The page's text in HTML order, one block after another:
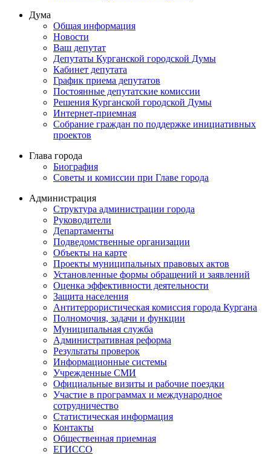
Дума
Общая информация
Новости
Ваш депутат
Депутаты Курганской городской Думы
Кабинет депутата
График приема депутатов
Постоянные депутатские комиссии
Решения Курганской городской Думы
Интернет-приемная
Собрание граждан по поддержке инициативных
проектов
Глава города
Биография
Советы и комиссии при Главе города
Администрация
Структура администрации города
Руководители
Департаменты
Подведомственные организации
Объекты на карте
Проекты муниципальных правовых актов
Установленные формы обращений и заявлений
Оценка эффективности деятельности
Защита населения
Антитеррористическая комиссия города Кургана
Полномочия, задачи и функции
Муниципальная служба
Административная реформа
Результаты проверок
Информационные системы
Учрежденные СМИ
Официальные визиты и рабочие поездки
Участие в программах и международное
сотрудничество
Статистическая информация
Контакты
Общественная приемная
ЕГИССО